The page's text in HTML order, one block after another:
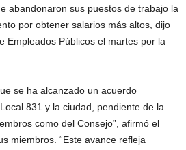
abandonaron sus puestos de trabajo la
por obtener salarios más altos, dijo
Empleados Públicos el martes por la
se ha alcanzado un acuerdo
831 y la ciudad, pendiente de la
como del Consejo”, afirmó el
miembros. “Este avance refleja